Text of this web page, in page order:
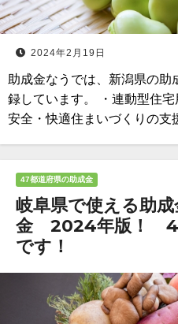
2024年2月19日
助成金なうでは、新潟県の
録しています。 ・連動型住
安全・快適住まいづくりの
47都道府県の助成金
岐阜県で使える助
金 2024年版！
です！